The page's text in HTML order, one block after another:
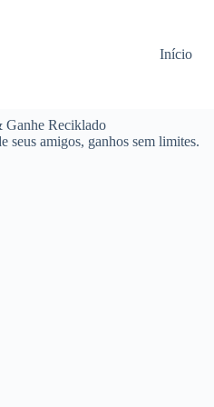
Início
Reciklado
seus amigos, ganhos sem limites.